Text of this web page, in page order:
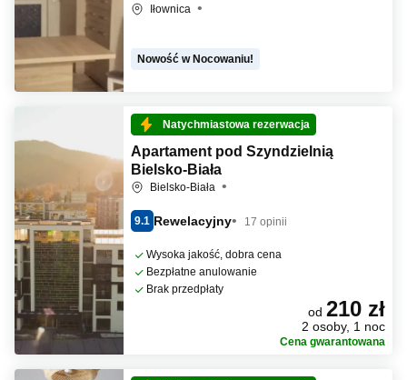
Iłownica
Nowość w Nocowaniu!
Natychmiastowa rezerwacja
Apartament pod Szyndzielnią
Bielsko-Biała
Bielsko-Biała
9.1 Rewelacyjny 17 opinii
Wysoka jakość, dobra cena
Bezpłatne anulowanie
Brak przedpłaty
od 210 zł
2 osoby, 1 noc
Cena gwarantowana